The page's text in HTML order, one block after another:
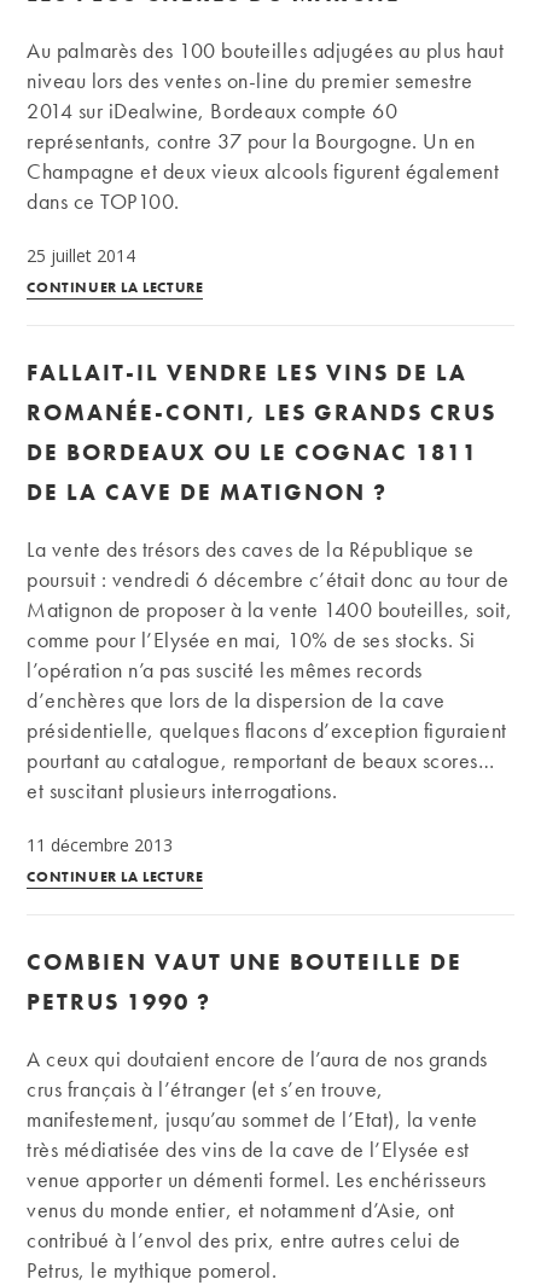
comment
évolue
la
cote
ce
?
Au palmarès des 100 bouteilles adjugées au plus haut
niveau lors des ventes on-line du premier semestre
2014 sur iDealwine, Bordeaux compte 60
représentants, contre 37 pour la Bourgogne. Un en
Champagne et deux vieux alcools figurent également
dans ce TOP100.
25 juillet 2014
CONTINUER LA LECTUREGrands
les
100
les
plus
du
marché
FALLAIT-IL VENDRE LES VINS DE LA
ROMANÉE-CONTI, LES GRANDS CRUS
DE BORDEAUX OU LE COGNAC 1811
DE LA CAVE DE MATIGNON ?
La vente des trésors des caves de la République se
poursuit : vendredi 6 décembre c’était donc au tour de
Matignon de proposer à la vente 1400 bouteilles, soit,
comme pour l’Elysée en mai, 10% de ses stocks. Si
l’opération n’a pas suscité les mêmes records
d’enchères que lors de la dispersion de la cave
présidentielle, quelques flacons d’exception figuraient
pourtant au catalogue, remportant de beaux scores…
et suscitant plusieurs interrogations.
11 décembre 2013
CONTINUER LA LECTUREFallait-
les
vins
la
Romanée-
Conti,
les
grands
crus
de
Bordeaux
COMBIEN VAUT UNE BOUTEILLE DE
PETRUS 1990 ?
A ceux qui doutaient encore de l’aura de nos grands
crus français à l’étranger (et s’en trouve,
manifestement, jusqu’au sommet de l’Etat), la vente
très médiatisée des vins de la cave de l’Elysée est
venue apporter un démenti formel. Les enchérisseurs
venus du monde entier, et notamment d’Asie, ont
contribué à l’envol des prix, entre autres celui de
Petrus, le mythique pomerol.